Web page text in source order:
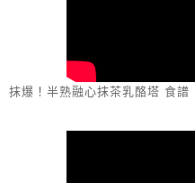
抹爆！半熟融心抹茶乳酪塔 食譜